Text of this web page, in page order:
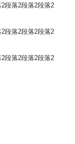
段落2段落2段落2
段落2段落2段落2
段落2段落2段落2